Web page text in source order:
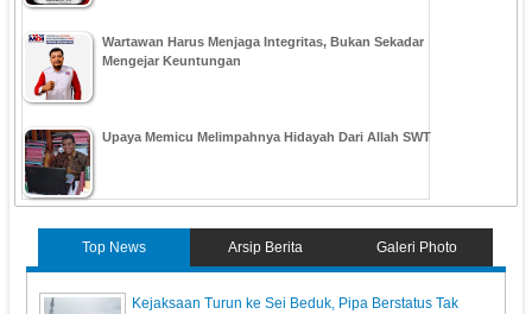
Wartawan Harus Menjaga Integritas, Bukan Sekadar
Mengejar Keuntungan
Upaya Memicu Melimpahnya Hidayah Dari Allah SWT
Top News Arsip Berita Galeri Photo
Kejaksaan Turun ke Sei Beduk, Pipa Berstatus Tak